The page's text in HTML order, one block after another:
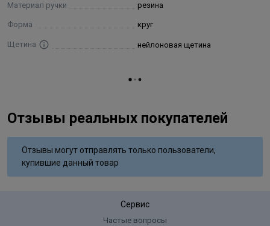
Материал ручки резина
Форма круг
Щетина нейлоновая щетина
Отзывы реальных покупателей
Отзывы могут отправлять только пользователи,
купившие данный товар
Сервис
Частые вопросы